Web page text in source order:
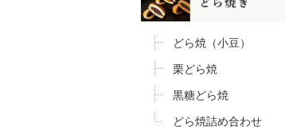
どら焼（小豆）
栗どら焼
黒糖どら焼
どら焼詰め合わせ